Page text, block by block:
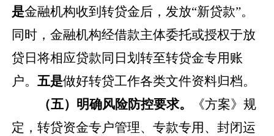
是金融机构收到转贷金后，发放“新贷款”。
同时，金融机构经借款主体委托或授权于放
贷日将相应贷款同日划转至转贷金专用账
户。五是做好转贷工作各类文件资料归档。
（五）明确风险防控要求。
《方案》规
定，转贷资金专户管理、专款专用、封闭运